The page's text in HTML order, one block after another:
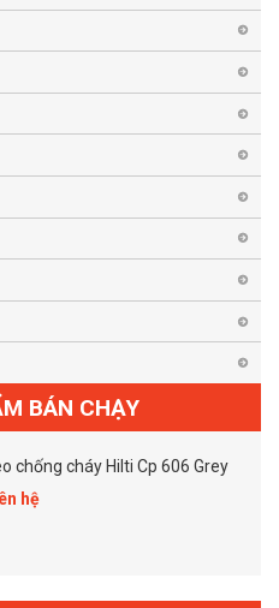
BÁN CHẠY
cháy Hilti Cp 606 Grey